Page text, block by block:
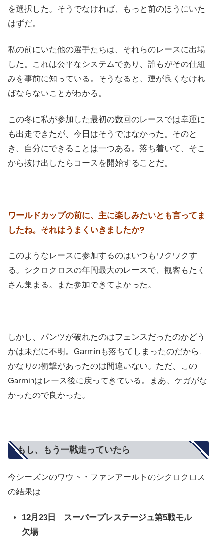
を選択した。そうでなければ、もっと前のほうにいた
はずだ。
私の前にいた他の選手たちは、それらのレースに出場
した。これは公平なシステムであり、誰もがその仕組
みを事前に知っている。そうなると、運が良くなけれ
ばならないことがわかる。
この冬に私が参加した最初の数回のレースでは幸運に
も出走できたが、今日はそうではなかった。そのと
き、自分にできることは一つある。落ち着いて、そこ
から抜け出したらコースを開始することだ。
ワールドカップの前に、主に楽しみたいとも言ってま
したね。それはうまくいきましたか?
このようなレースに参加するのはいつもワクワクす
る。シクロクロスの年間最大のレースで、観客もたく
さん集まる。また参加できてよかった。
しかし、パンツが破れたのはフェンスだったのかどう
かは未だに不明。Garminも落ちてしまったのだから、
かなりの衝撃があったのは間違いない。ただ、この
Garminはレース後に戻ってきている。まあ、ケガがな
かったので良かった。
もし、もう一戦走っていたら
今シーズンのワウト・ファンアールトのシクロクロス
の結果は
12月23日 スーパープレステージュ第5戦モル
欠場